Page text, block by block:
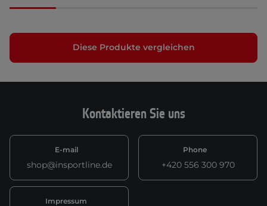
Diese Produkte vergleichen
Kontaktieren Sie uns
E-mail
shop@insportline.de
Phone
+420 556 300 970
Impressum